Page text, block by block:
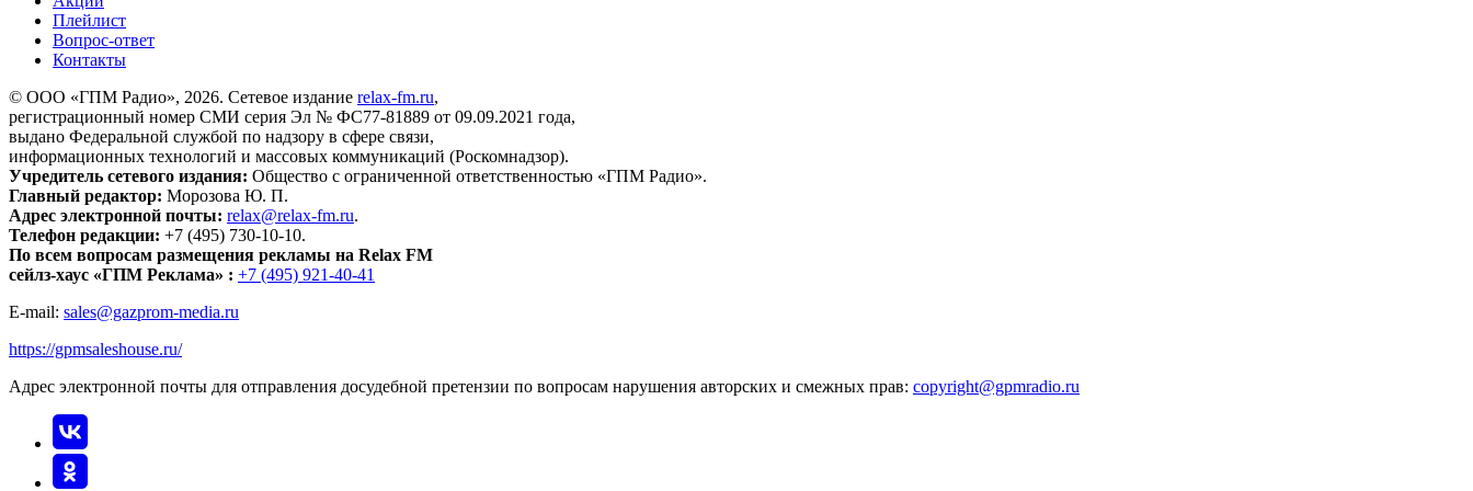
Плейлист
Вопрос-ответ
Контакты
© ООО «ГПМ Радио», 2026. Сетевое издание relax-fm.ru,
регистрационный номер СМИ серия Эл № ФС77-81889 от 09.09.2021 года,
выдано Федеральной службой по надзору в сфере связи,
информационных технологий и массовых коммуникаций (Роскомнадзор).
Учредитель сетевого издания: Общество с ограниченной ответственностью «ГПМ Радио».
Главный редактор: Морозова Ю. П.
Адрес электронной почты: relax@relax-fm.ru.
Телефон редакции: +7 (495) 730-10-10.
По всем вопросам размещения рекламы на Relax FM
сейлз-хаус «ГПМ Реклама» : +7 (495) 921-40-41
E-mail: sales@gazprom-media.ru
https://gpmsaleshouse.ru/
Адрес электронной почты для отправления досудебной претензии по вопросам нарушения авторских и смежных прав: copyright@gpmradio.ru